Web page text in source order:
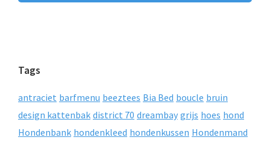
Tags
antraciet barfmenu beeztees Bia Bed boucle bruin
design kattenbak district 70 dreambay grijs hoes hond
Hondenbank hondenkleed hondenkussen Hondenmand